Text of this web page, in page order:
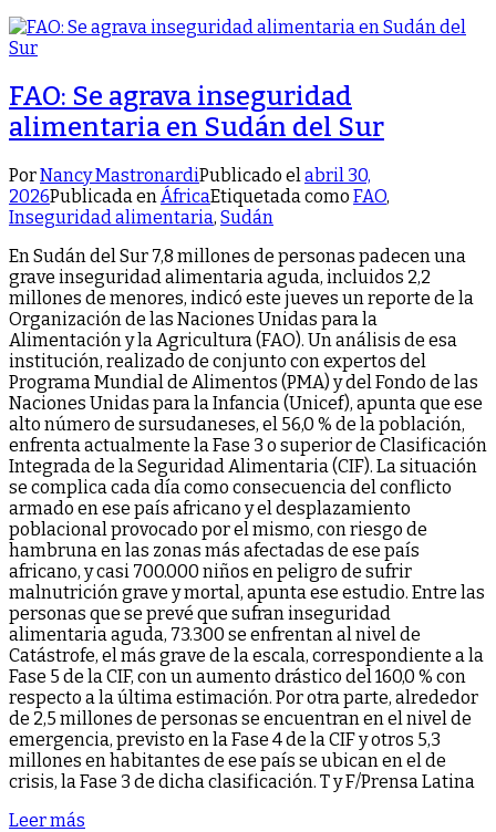
FAO: Se agrava inseguridad
alimentaria en Sudán del Sur
PorNancy MastronardiPublicado elabril 30,
2026Publicada enÁfricaEtiquetada como FAO,
Inseguridad alimentaria, Sudán
En Sudán del Sur 7,8 millones de personas padecen una
grave inseguridad alimentaria aguda, incluidos 2,2
millones de menores, indicó este jueves un reporte de la
Organización de las Naciones Unidas para la
Alimentación y la Agricultura (FAO). Un análisis de esa
institución, realizado de conjunto con expertos del
Programa Mundial de Alimentos (PMA) y del Fondo de las
Naciones Unidas para la Infancia (Unicef), apunta que ese
alto número de sursudaneses, el 56,0 % de la población,
enfrenta actualmente la Fase 3 o superior de Clasificación
Integrada de la Seguridad Alimentaria (CIF). La situación
se complica cada día como consecuencia del conflicto
armado en ese país africano y el desplazamiento
poblacional provocado por el mismo, con riesgo de
hambruna en las zonas más afectadas de ese país
africano, y casi 700.000 niños en peligro de sufrir
malnutrición grave y mortal, apunta ese estudio. Entre las
personas que se prevé que sufran inseguridad
alimentaria aguda, 73.300 se enfrentan al nivel de
Catástrofe, el más grave de la escala, correspondiente a la
Fase 5 de la CIF, con un aumento drástico del 160,0 % con
respecto a la última estimación. Por otra parte, alrededor
de 2,5 millones de personas se encuentran en el nivel de
emergencia, previsto en la Fase 4 de la CIF y otros 5,3
millones en habitantes de ese país se ubican en el de
crisis, la Fase 3 de dicha clasificación. T y F/Prensa Latina
Leer más